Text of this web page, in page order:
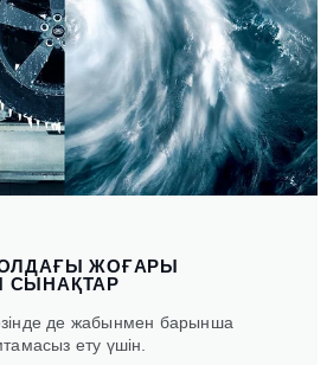
ЖОҒАРЫ
де жабынмен барынша
ету үшін.